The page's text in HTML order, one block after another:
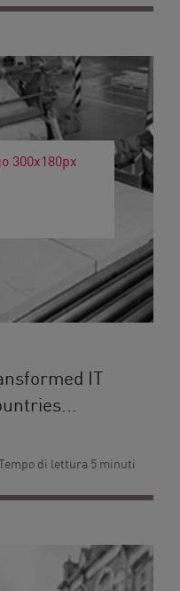
IT
di lettura 5 minuti